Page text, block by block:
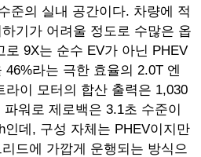
준의 실내 공간이다. 차량에 적
기가 어려울 정도로 수많은 옵
9X는 순수 EV가 아닌 PHEV
라는 극한 효율의 2.0T 엔
라이 모터의 합산 출력은 1,030
워로 제로백은 3.1초 수준이
인데, 구성 자체는 PHEV이지만
드에 가깝게 운행되는 방식으